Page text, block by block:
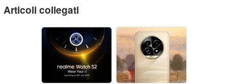
Articoli collegati